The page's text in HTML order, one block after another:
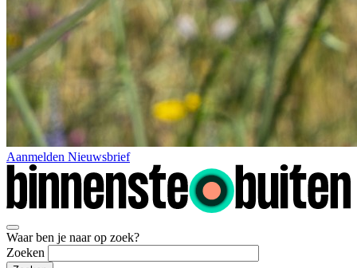
Aanmelden Nieuwsbrief
Waar ben je naar op zoek?
Zoeken